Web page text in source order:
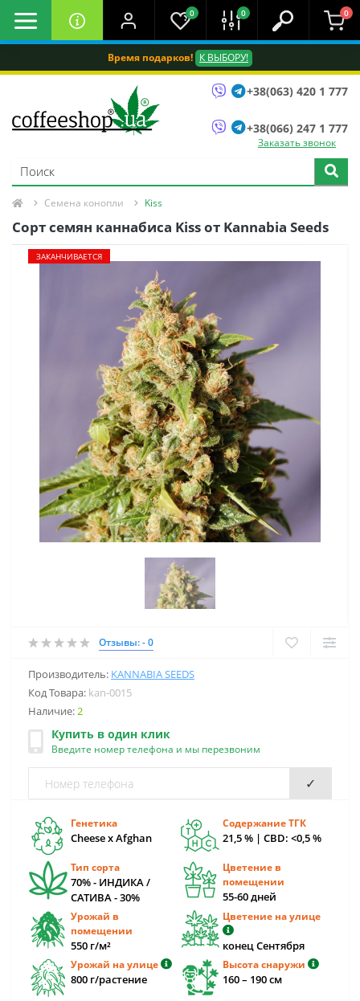
Время подарков! К ВЫБОРУ!
0 0 0
+38(063) 420 1 777
+38(066) 247 1 777
Заказать звонок
Семена конопли Kiss
Сорт семян каннабиса Kiss от Kannabia Seeds
ЗАКАНЧИВАЕТСЯ
Отзывы: - 0
Производитель: KANNABIA SEEDS
Код Товара: kan-0015
Наличие:2
Купить в один клик
Введите номер телефона и мы перезвоним
✓
Генетика
Cheese x Afghan
Содержание ТГК
21,5 % | CBD: <0,5 %
Тип сорта
70% - ИНДИКА /
САТИВА - 30%
Цветение в
помещении
55-60 дней
Урожай в
помещении
550 г/м²
Цветение на улице
конец Сентября
Урожай на улице
800 г/растение
Высота снаружи
160 – 190 cм